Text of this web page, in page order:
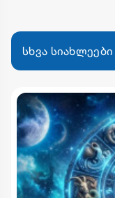
სხვა სიახლეები